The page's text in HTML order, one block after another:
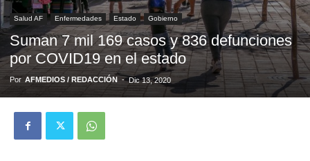
Salud AF Enfermedades Estado Gobierno
Suman 7 mil 169 casos y 836 defunciones
por COVID19 en el estado
Por AFMEDIOS / REDACCIÓN - Dic 13, 2020